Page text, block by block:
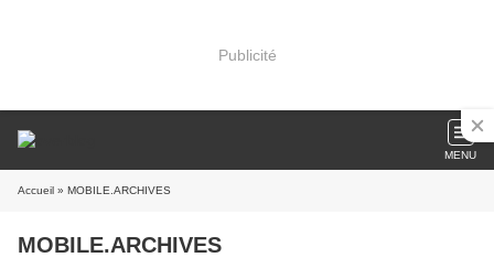
Publicité
MENU
Accueil » MOBILE.ARCHIVES
MOBILE.ARCHIVES